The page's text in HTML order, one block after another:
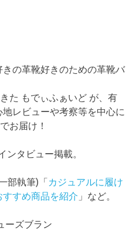
の革靴好きのための革靴バ
た もでぃふぁいど が、有
レビューや考察等を中心に
お届け！
ンタビュー掲載。
部執筆)「カジュアルに履け
すめ商品を紹介 」など。
ーズブラン